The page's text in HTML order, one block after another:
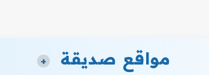
مواقع صديقة +